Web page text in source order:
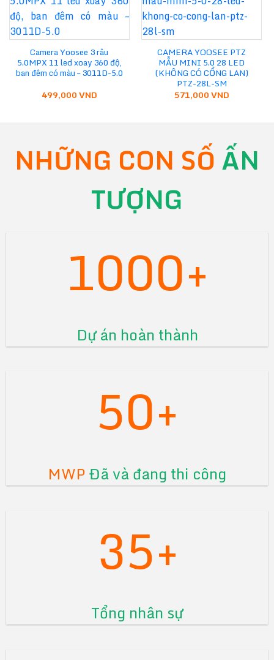
Camera Yoosee 3 râu
5.0MPX 11 led xoay 360 độ,
ban đêm có màu – 3011D-5.0
499,000VND
CAMERA YOOSEE PTZ
MẪU MINI 5.0 28 LED
(KHÔNG CÓ CỔNG LAN)
PTZ-28L-SM
571,000VND
NHỮNG CON SỐ ẤN
TƯỢNG
1000+
Dự án hoàn thành
50+
MWPĐã và đang thi công
35+
Tổng nhân sự